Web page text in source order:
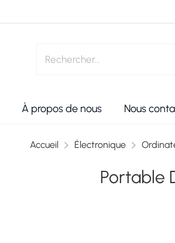
À propos de nous Nous
Accueil Électronique
Portable